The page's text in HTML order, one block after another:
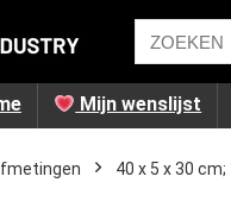
Mijn wenslijst
‎40 x 5 x 30 cm;